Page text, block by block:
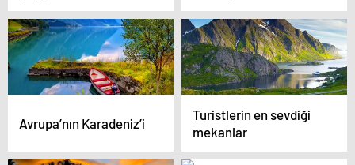
Avrupa’nın Karadeniz’i
Turistlerin en sevdiği
mekanlar